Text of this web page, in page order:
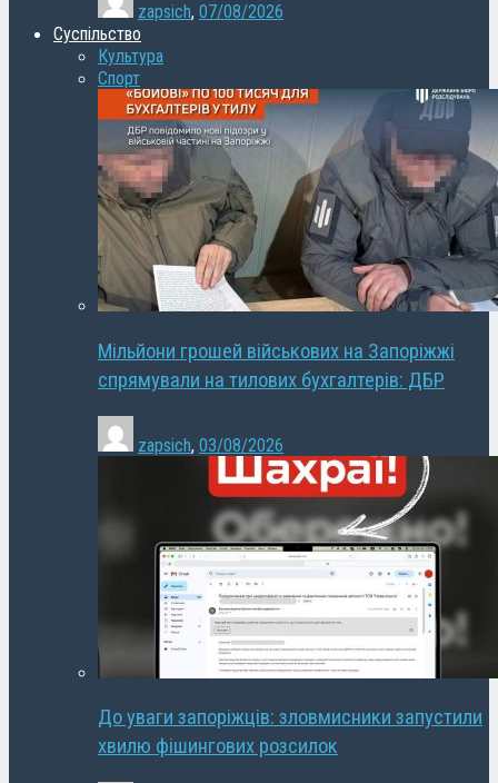
zapsich, 07/08/2026
Суспільство
Культура
Спорт
Мільйони грошей військових на Запоріжжі
спрямували на тилових бухгалтерів: ДБР
zapsich, 03/08/2026
До уваги запоріжців: зловмисники запустили
хвилю фішингових розсилок